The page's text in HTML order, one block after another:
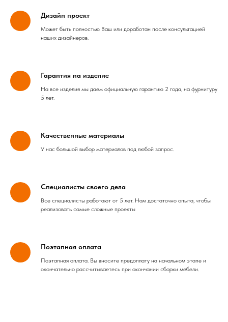
Дизайн проект
Может быть полностью Ваш или доработан после консультацией
наших дизайнеров.
Гарантия на изделие
На все изделия мы даем официальную гарантию 2 года, на фурнитуру
5 лет.
Качественные материалы
У нас большой выбор материалов под любой запрос.
Специалисты своего дела
Все специалисты работают от 5 лет. Нам достаточно опыта, чтобы
реализовать самые сложные проекты
Поэтапная оплата
Поэтапная оплата. Вы вносите предоплату на начальном этапе и
окончательно рассчитываетесь при окончании сборки мебели.